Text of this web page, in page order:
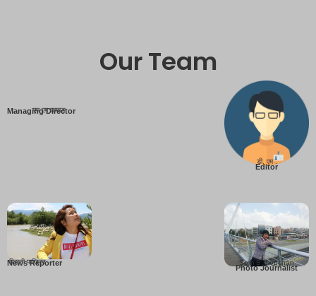
Our Team
Managing Director
एम एम तामाङ
Editor
डी. एम .
News Reporter
बिहानी पाख्रिन
Photo Journalist
Som B. Lopchan